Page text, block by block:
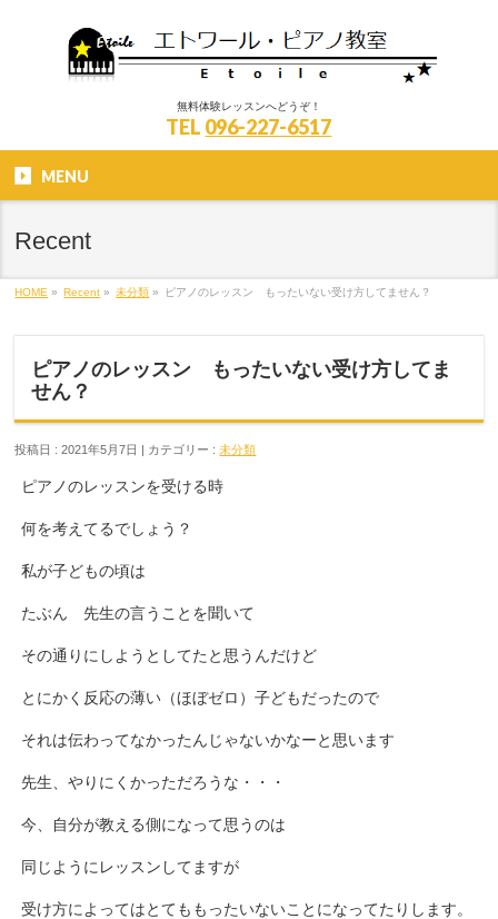
無料体験レッスンへどうぞ！
TEL 096-227-6517
MENU
Recent
HOME » Recent » 未分類 » ピアノのレッスン もったいない受け方してません？
ピアノのレッスン もったいない受け方してま
せん？
投稿日 : 2021年5月7日 | カテゴリー :未分類
ピアノのレッスンを受ける時
何を考えてるでしょう？
私が子どもの頃は
たぶん 先生の言うことを聞いて
その通りにしようとしてたと思うんだけど
とにかく反応の薄い（ほぼゼロ）子どもだったので
それは伝わってなかったんじゃないかなーと思います
先生、やりにくかっただろうな・・・
今、自分が教える側になって思うのは
同じようにレッスンしてますが
受け方によってはとてももったいないことになってたりします。